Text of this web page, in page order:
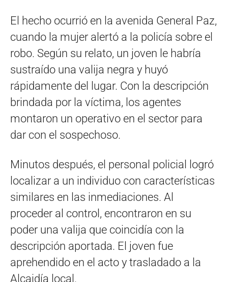
El hecho ocurrió en la avenida General Paz,
cuando la mujer alertó a la policía sobre el
robo. Según su relato, un joven le habría
sustraído una valija negra y huyó
rápidamente del lugar. Con la descripción
brindada por la víctima, los agentes
montaron un operativo en el sector para
dar con el sospechoso.
Minutos después, el personal policial logró
localizar a un individuo con características
similares en las inmediaciones. Al
proceder al control, encontraron en su
poder una valija que coincidía con la
descripción aportada. El joven fue
aprehendido en el acto y trasladado a la
Alcaidía local.